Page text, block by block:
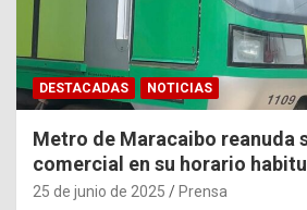
DESTACADAS NOTICIAS
Metro de Maracaibo reanuda
comercial en su horario
25 de junio de 2025 Prensa